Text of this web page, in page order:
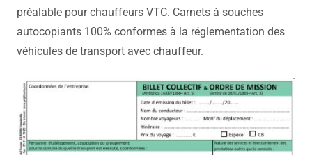
préalable pour chauffeurs VTC. Carnets à souches
autocopiants 100% conformes à la réglementation des
véhicules de transport avec chauffeur.